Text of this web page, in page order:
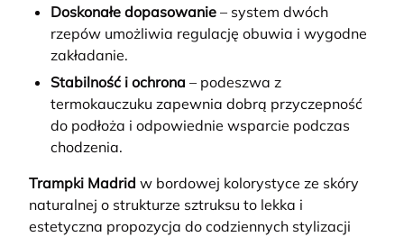
Doskonałe dopasowanie – system dwóch
rzepów umożliwia regulację obuwia i wygodne
zakładanie.
Stabilność i ochrona – podeszwa z
termokauczuku zapewnia dobrą przyczepność
do podłoża i odpowiednie wsparcie podczas
chodzenia.
Trampki Madrid w bordowej kolorystyce ze skóry
naturalnej o strukturze sztruksu to lekka i
estetyczna propozycja do codziennych stylizacji